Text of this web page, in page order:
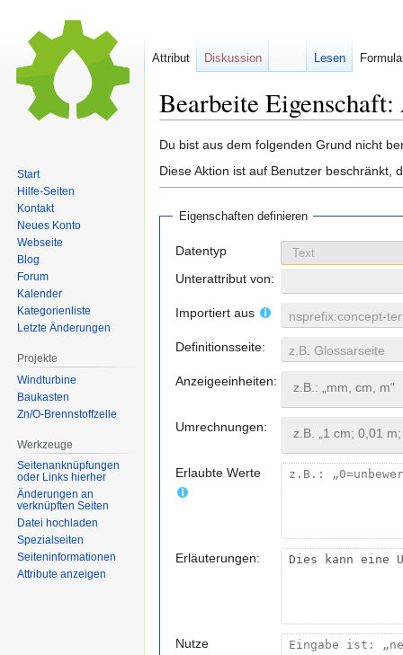
Bearbeite
Zur
Navigation
springen
Zur
Suche
springen
Du bist aus dem folgenden Grund nicht
Diese Aktion ist auf Benutzer beschränkt,
Eigenschaften definieren
Datentyp
Unterattribut von:
Importiert aus nsprefix:concept-
Definitionsseite: z.B. Glossarseite
Anzeigeeinheiten:
Umrechnungen:
Erlaubte Werte
Erläuterungen:
Nutze
Attribut Diskussion Lesen
Start
Hilfe-Seiten
Kontakt
Neues Konto
Webseite
Blog
Forum
Kalender
Kategorienliste
Letzte Änderungen
Projekte
Windturbine
Baukasten
Zn/O-Brennstoffzelle
Werkzeuge
Seitenanknüpfungen
oder Links hierher
Änderungen an
verknüpften Seiten
Datei hochladen
Spezialseiten
Seiten­informationen
Attribute anzeigen